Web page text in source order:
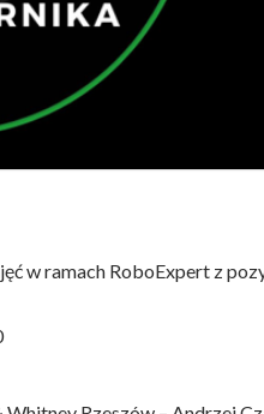
w ramach RoboExpert z